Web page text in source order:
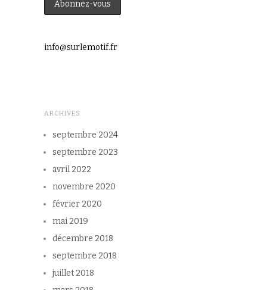
info@surlemotif.fr
ARCHIVES
septembre 2024
septembre 2023
avril 2022
novembre 2020
février 2020
mai 2019
décembre 2018
septembre 2018
juillet 2018